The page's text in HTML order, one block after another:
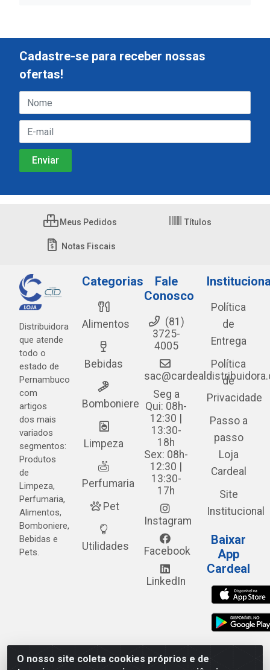
O nosso site coleta cookies próprios e de
Cadastre-se para receber nossas
ofertas!
Meus Pedidos Títulos
Notas Fiscais
Distribuidora
que atende
todo o
estado de
Pernambuco
com
artigos
dos mais
variados
segmentos:
Produtos
de
Limpeza,
Perfumaria,
Alimentos,
Bomboniere,
Bebidas e
Pets.
Categorias
Alimentos
Bebidas
Bomboniere
Limpeza
Perfumaria
Pet
Utilidades
Fale
Conosco
(81)
3725-
4005
Seg a
Qui: 08h-
12:30 |
13:30-
18h
Sex: 08h-
12:30 |
13:30-
17h
Instagram
Facebook
LinkedIn
Política
de
Entrega
Política
de
Privacidade
Passo a
passo
Loja
Cardeal
Site
Institucional
Baixar
App
Cardeal
Cardeal Distribuidora - Estrada Alto do Moura, 582 - Alto